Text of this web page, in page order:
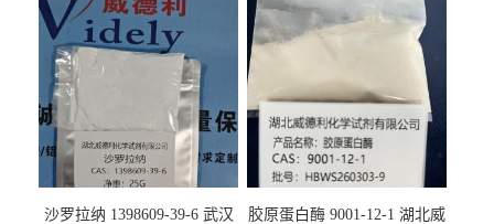
沙罗拉纳 1398609-39-6 武汉
胶原蛋白酶 9001-12-1 湖北威